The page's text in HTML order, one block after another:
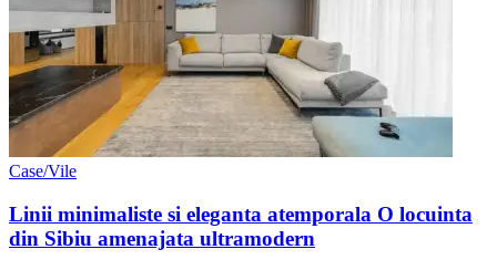
Case/Vile
Linii minimaliste si eleganta atemporala O locuinta
din Sibiu amenajata ultramodern